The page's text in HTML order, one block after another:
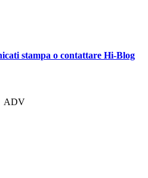
stampa o contattare Hi-Blog
ADV